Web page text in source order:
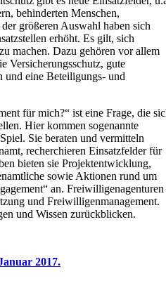
behinderten Menschen,
größeren Auswahl haben sich
erhöht. Es gilt, sich
machen. Dazu gehören vor allem
Versicherungsschutz, gute
und eine Beteiligungs- und
für mich?“ ist eine Frage, die
Hier kommen sogenannte
Sie beraten und vermitteln
recherchieren Einsatzfelder für
bieten sie Projektentwicklung,
sowie Aktionen rund um
an. Freiwilligenagenturen
und Freiwilligenmanagement.
und Wissen zurückblicken.
2017.